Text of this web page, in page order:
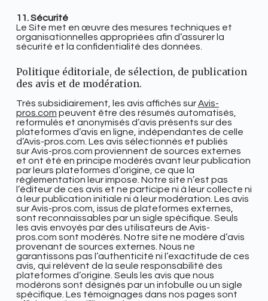
11. Sécurité
Le Site met en œuvre des mesures techniques et
organisationnelles appropriées afin d’assurer la
sécurité et la confidentialité des données.
Politique éditoriale, de sélection, de publication
des avis et de modération.
Très subsidiairement, les avis affichés surAvis-
pros.com peuvent être des résumés automatisés,
reformulés et anonymisés d’avis présents sur des
plateformes d’avis en ligne, indépendantes de celle
d’Avis-pros.com. Les avis sélectionnés et publiés
surAvis-pros.com proviennent de sources externes
et ont été en principe modérés avant leur publication
par leurs plateformes d’origine, ce que la
réglementation leur impose. Notre site n’est pas
l’éditeur de ces avis et ne participe ni à leur collecte ni
à leur publication initiale ni à leur modération. Les avis
surAvis-pros.com, issus de plateformes externes,
sont reconnaissables par un sigle spécifique. Seuls
les avis envoyés par des utilisateurs de Avis-
pros.com sont modérés. Notre site ne modère d’avis
provenant de sources externes. Nous ne
garantissons pas l’authenticité ni l’exactitude de ces
avis, qui relèvent de la seule responsabilité des
plateformes d’origine. Seuls les avis que nous
modérons sont désignés par un infobulle ou un sigle
spécifique. Les témoignages dans nos pages sont